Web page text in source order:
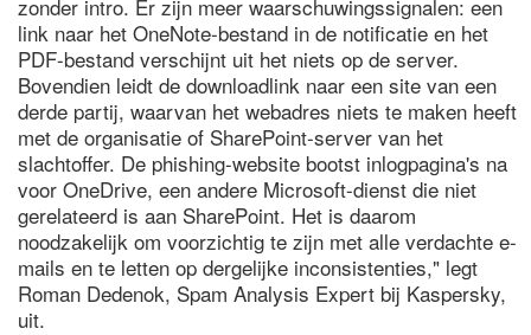
zonder intro. Er zijn meer waarschuwingssignalen: een
link naar het OneNote-bestand in de notificatie en het
PDF-bestand verschijnt uit het niets op de server.
Bovendien leidt de downloadlink naar een site van een
derde partij, waarvan het webadres niets te maken heeft
met de organisatie of SharePoint-server van het
slachtoffer. De phishing-website bootst inlogpagina's na
voor OneDrive, een andere Microsoft-dienst die niet
gerelateerd is aan SharePoint. Het is daarom
noodzakelijk om voorzichtig te zijn met alle verdachte e-
mails en te letten op dergelijke inconsistenties," legt
Roman Dedenok, Spam Analysis Expert bij Kaspersky,
uit.